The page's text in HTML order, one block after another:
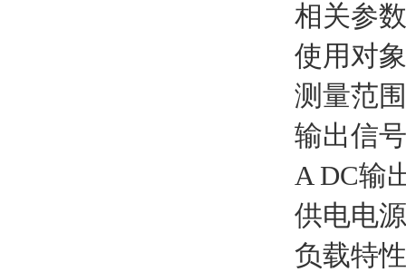
相关参
使用对
测量范
输出信
A DC输
供电电
负载特